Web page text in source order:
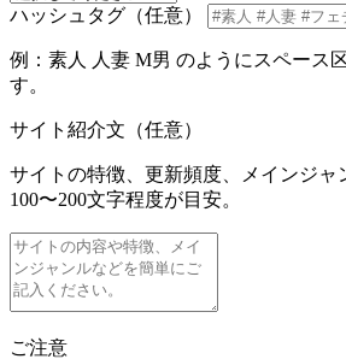
ハッシュタグ（任意）
例： 素人 人妻 M男 のようにスペース
す。
サイト紹介文（任意）
サイトの特徴、更新頻度、メインジャ
100〜200文字程度が目安。
ご注意